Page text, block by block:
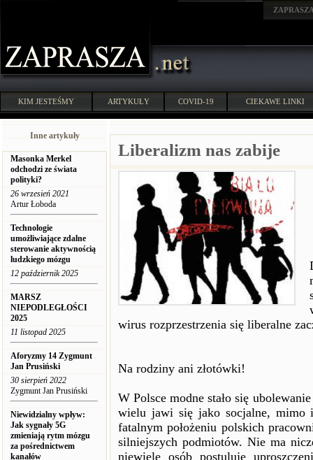
KIM JESTEŚMY ARTYKUŁY COVID-19 CIEKAWE LINKI
Inne artykuły
Masonka Merkel
odchodzi ze świata
polityki?
26 wrzesień 2021
Artur Łoboda
Technologie
umożliwiające zdalne
sterowanie aktywnością
ludzkiego mózgu
12 październik 2025
MARSZ
NIEPODLEGŁOŚCI
2025
11 listopad 2025
Aforyzmy 14 Zygmunt
Jan Prusiński
30 sierpień 2022
Zygmunt Jan Prusiński
Niewidzialny wpływ:
Jak sygnały 5G
zmieniają rytm mózgu
za pośrednictwem
kanałów
Liberalizm nas zabije
wirus rozprzestrzenia się liberalne
Na rodziny ani złotówki!
W Polsce modne stało się
wielu jawi się jako socjalne, mimo
fatalnym położeniu polskich
silniejszych podmiotów. Nie ma
niewiele osób postuluje